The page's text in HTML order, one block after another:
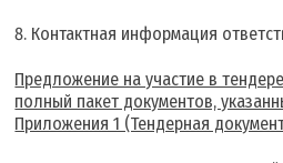
Контактная информация
Предложение на участие в
полный пакет документов,
Приложения 1 (Тендерная